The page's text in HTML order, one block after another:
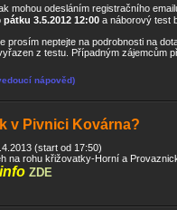
mohou odesláním registračního
pátku 3.5.2012 12:00 a náborový test
neptejte na podrobnosti na
z testu. Případným zájemcům
nápověd)
v Pivnici Kovárna?
(start od 17:50)
na rohu křižovatky-Horní a
ZDE